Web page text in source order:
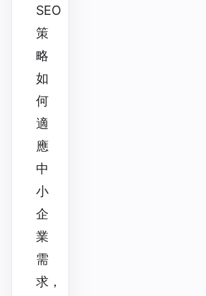
SEO
策
略
如
何
適
應
中
小
企
業
需
求，